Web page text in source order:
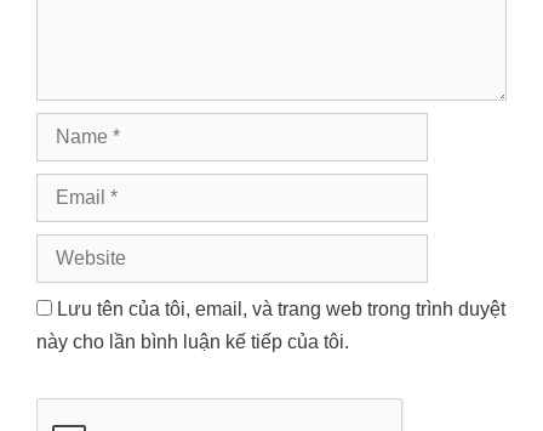
Name
Email
Website
Lưu tên của tôi, email, và trang web trong trình duyệt
này cho lần bình luận kế tiếp của tôi.